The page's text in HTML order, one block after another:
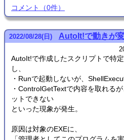
コメント （0件）
2022/08/28(日) AutoIt!で動きが
AutoIt!で作成したスクリプトで特
し、
・Runで起動しないが、
・ControlGetTextで内容を取れる
ットできない
といった現象が発生。
原因は対象のEXEに、